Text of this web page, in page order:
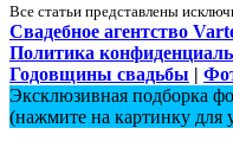
Все статьи представлены
Свадебное агентство
Политика
Годовщины свадьбы |
Эксклюзивная подборка
(нажмите на картинку для